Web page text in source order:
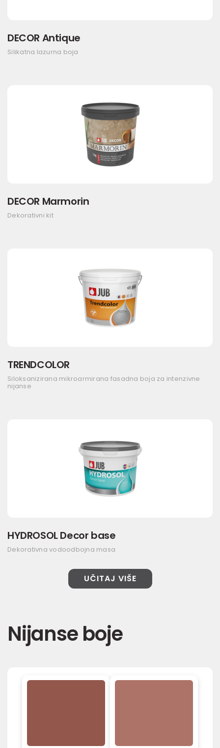
DECOR Antique
Silikatna lazurna boja
DECOR Marmorin
Dekorativni kit
TRENDCOLOR
Siloksanizirana mikroarmirana fasadna boja za intenzivne
nijanse
HYDROSOL Decor base
Dekorativna vodoodbojna masa
UČITAJ VIŠE
Nijanse boje